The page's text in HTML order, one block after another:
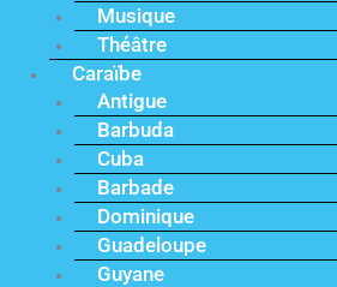
Musique
Théâtre
Caraïbe
Antigue
Barbuda
Cuba
Barbade
Dominique
Guadeloupe
Guyane